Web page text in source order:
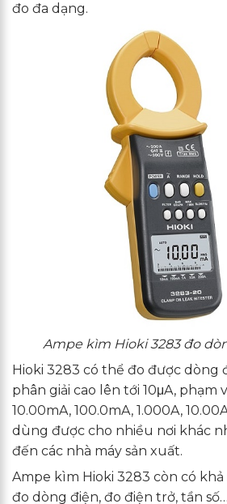
đo đa dạng.
Ampe kìm Hioki 3283 đo
Hioki 3283 có thể đo được dòng
phân giải cao lên tới 10μA, phạm
10.00mA, 100.0mA, 1.000A,
dùng được cho nhiều nơi khác
đến các nhà máy sản xuất.
Ampe kìm Hioki 3283 còn có
đo dòng điện, đo điện trở, tần